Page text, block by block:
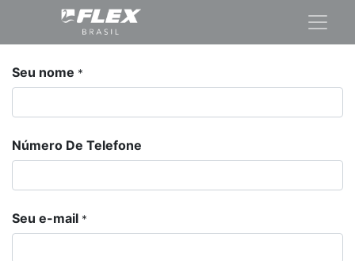
Seu nome *
Número De Telefone
Seu e-mail *